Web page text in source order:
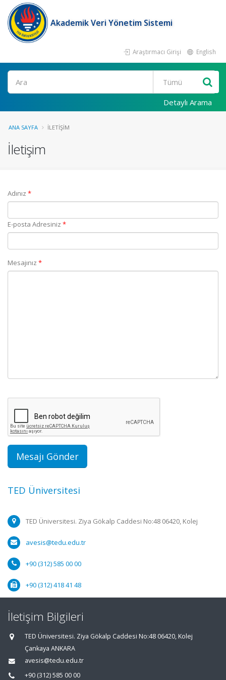
Akademik Veri Yönetim Sistemi
Araştırmacı Girişi English
Ara
Detaylı Arama
ANA SAYFA İLETIŞIM
İletişim
Adınız *(Zorunlu alan)
E-posta Adresiniz *(Zorunlu alan)
Mesajınız *(Zorunlu alan)
Mesajı Gönder
TED Üniversitesi
TED Üniversitesi. Ziya Gökalp Caddesi No:48 06420, Kolej
avesis@tedu.edu.tr
+90 (312) 585 00 00
+90 (312) 418 41 48
İletişim Bilgileri
TED Üniversitesi. Ziya Gökalp Caddesi No:48 06420, Kolej
Çankaya ANKARA
avesis@tedu.edu.tr
+90 (312) 585 00 00